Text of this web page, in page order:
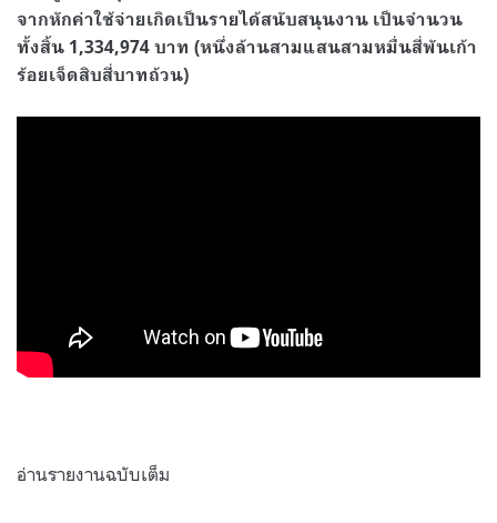
จากหักค่าใช้จ่ายเกิดเป็นรายได้สนับสนุนงาน เป็นจำนวน
ทั้งสิ้น 1,334,974 บาท (หนึ่งล้านสามแสนสามหมื่นสี่พันเก้า
ร้อยเจ็ดสิบสี่บาทถ้วน)
อ่านรายงานฉบับเต็ม